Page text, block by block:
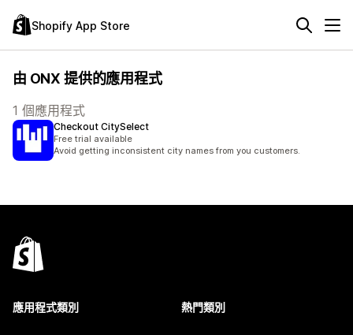
Shopify App Store
由 ONX 提供的應用程式
1 個應用程式
Checkout CitySelect
Free trial available
Avoid getting inconsistent city names from you customers.
應用程式類別 熱門類別